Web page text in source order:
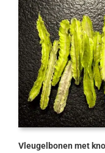
Vleugelbonen met